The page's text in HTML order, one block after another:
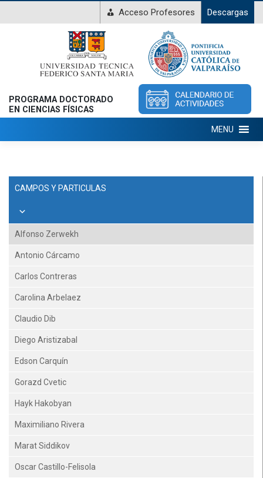
Acceso Profesores Descargas
PROGRAMA DOCTORADO
EN CIENCIAS FÍSICAS
MENU
CAMPOS Y PARTICULAS
Alfonso Zerwekh
Antonio Cárcamo
Carlos Contreras
Carolina Arbelaez
Claudio Dib
Diego Aristizabal
Edson Carquín
Gorazd Cvetic
Hayk Hakobyan
Maximiliano Rivera
Marat Siddikov
Oscar Castillo-Felisola